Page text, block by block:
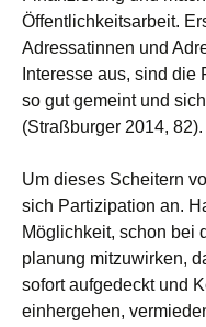
Öffentlichkeitsarbeit.
Adressatinnen und
Interesse aus, sind die
so gut gemeint und
(Straßburger 2014, 82).
Um dieses Scheitern
sich Partizipation an.
Möglichkeit, schon bei
planung mitzuwirken,
sofort aufgedeckt und
einhergehen,